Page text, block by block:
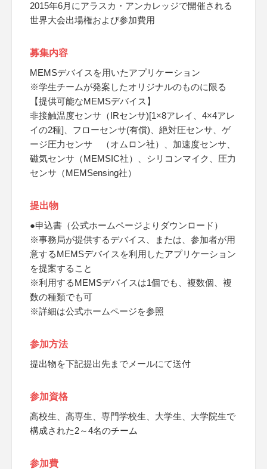
2015年6月にアラスカ・アンカレッジで開催される
世界大会出場権および参加費用
募集内容
MEMSデバイスを用いたアプリケーション
※学生チームが発案したオリジナルのものに限る
【提供可能なMEMSデバイス】
非接触温度センサ（IRセンサ)[1×8アレイ、4×4アレ
イの2種]、フローセンサ(有償)、絶対圧センサ、ゲ
ージ圧力センサ （オムロン社）、加速度センサ、
磁気センサ（MEMSIC社）、シリコンマイク、圧力
センサ（MEMSensing社）
提出物
●申込書（公式ホームページよりダウンロード）
※事務局が提供するデバイス、または、参加者が用
意するMEMSデバイスを利用したアプリケーション
を提案すること
※利用するMEMSデバイスは1個でも、複数個、複
数の種類でも可
※詳細は公式ホームページを参照
参加方法
提出物を下記提出先までメールにて送付
参加資格
高校生、高専生、専門学校生、大学生、大学院生で
構成された2～4名のチーム
参加費